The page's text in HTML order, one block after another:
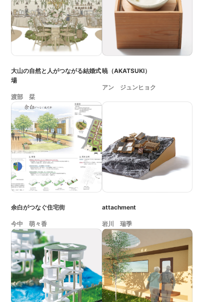
大山の自然と人がつながる結婚式
場
渡部 栞
暁（AKATSUKI）
アン ジュンヒョク
余白がつなぐ住宅街
今中 萌々香
attachment
岩川 瑞季